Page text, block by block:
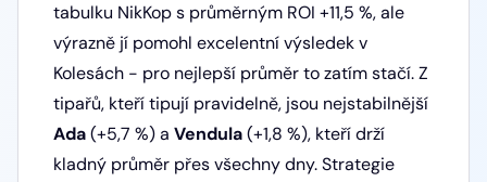
tabulku NikKop s průměrným ROI +11,5 %, ale
výrazně jí pomohl excelentní výsledek v
Kolesách - pro nejlepší průměr to zatím stačí. Z
tipařů, kteří tipují pravidelně, jsou nejstabilnější
Ada(+5,7 %) a Vendula(+1,8 %), kteří drží
kladný průměr přes všechny dny. Strategie